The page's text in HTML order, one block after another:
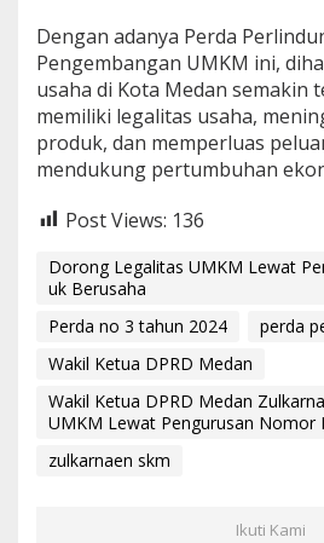
Dengan adanya Perda
Pengembangan UMKM ini,
usaha di Kota Medan semakin
memiliki legalitas usaha,
produk, dan memperluas
mendukung pertumbuhan
Post Views: 136
Dorong Legalitas UMKM Lewat
uk Berusaha
Perda no 3 tahun 2024
perda
Wakil Ketua DPRD Medan
Wakil Ketua DPRD Medan
UMKM Lewat Pengurusan Nomor
zulkarnaen skm
Ikuti Kami